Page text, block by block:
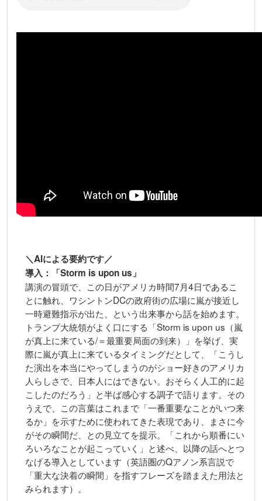
＼AIによる要約です／
導入：「Storm is upon us」
講演の冒頭で、この日がアメリカ時間7月4日であるこ
とに触れ、ワシントンDCの政府街の広場に嵐が接近し
一時避難指示が出た、という出来事から話を始めます。
トランプ大統領がよく口にする「Storm is upon us（嵐
が真上に来ている/＝最重要局面の到来）」を挙げ、実
際に嵐が真上に来ているタイミングだとして、「こうし
た演出を本当にやってしまうのがショー好きのアメリカ
人らしさで、日本人にはできない。おそらく人工的に起
こしたのだろう」と半ば感心する調子で語ります。その
うえで、この言葉はこれまで「一番重要なことがいつ来
るか」を示すために使われてきた表現であり、まさに今
がその瞬間だ、との見立てを提示。「これから順番にい
ろいろなことが起こっていく」と述べ、以降の話へとつ
なげる導入としています（英語圏のQアノン系言説で
「重大な決着の瞬間」を指すフレーズを踏まえた用法と
みられます）。